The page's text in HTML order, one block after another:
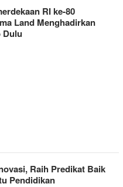
RI ke-80
Land Menghadirkan
Dulu
Raih Predikat Baik
Pendidikan